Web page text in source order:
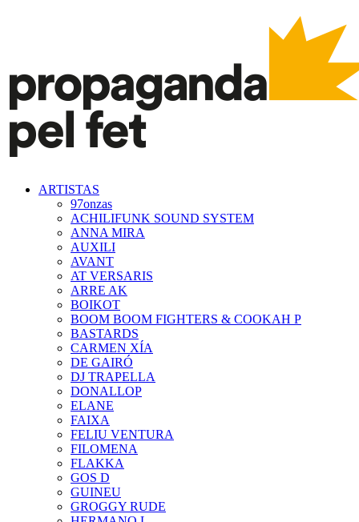
ARTISTAS
97onzas
ACHILIFUNK SOUND SYSTEM
ANNA MIRA
AUXILI
AVANT
AT VERSARIS
ARRE AK
BOIKOT
BOOM BOOM FIGHTERS & COOKAH P
BASTARDS
CARMEN XÍA
DE GAIRÓ
DJ TRAPELLA
DONALLOP
ELANE
FAIXA
FELIU VENTURA
FILOMENA
FLAKKA
GOS D
GUINEU
GROGGY RUDE